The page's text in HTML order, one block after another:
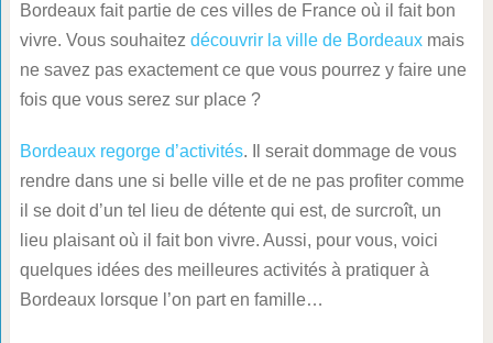
Bordeaux fait partie de ces villes de France où il fait bon
vivre. Vous souhaitez découvrir la ville de Bordeauxmais
ne savez pas exactement ce que vous pourrez y faire une
fois que vous serez sur place ?
Bordeaux regorge d’activités. Il serait dommage de vous
rendre dans une si belle ville et de ne pas profiter comme
il se doit d’un tel lieu de détente qui est, de surcroît, un
lieu plaisant où il fait bon vivre. Aussi, pour vous, voici
quelques idées des meilleures activités à pratiquer à
Bordeaux lorsque l’on part en famille…